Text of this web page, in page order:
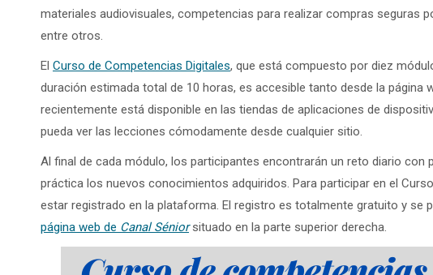
materiales audiovisuales, competencias para realizar compras seguras
entre otros.
El Curso de Competencias Digitales, que está compuesto por diez
duración estimada total de 10 horas, es accesible tanto desde la página
recientemente está disponible en las tiendas de aplicaciones de
pueda ver las lecciones cómodamente desde cualquier sitio.
Al final de cada módulo, los participantes encontrarán un reto diario con
práctica los nuevos conocimientos adquiridos. Para participar en el
estar registrado en la plataforma. El registro es totalmente gratuito y se
página web de Canal Séniorsituado en la parte superior derecha.